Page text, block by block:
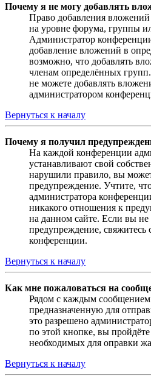
Почему я не могу добавлять
Право добавления
на уровне форума, группы
Администратор
добавление вложений в
возможно, что добавлять
членам определённых
не можете добавлять
администратором
Вернуться к началу
Почему я получил
На каждой конференции
устанавливают свой
нарушили правило, вы
предупреждение. Учтите,
администратора
никакого отношения к
на данном сайте. Если вы не
предупреждение, свяжитесь
конференции.
Вернуться к началу
Как мне пожаловаться на
Рядом с каждым
предназначенную для
это разрешено
по этой кнопке, вы пройдёте
необходимых для оправки
Вернуться к началу